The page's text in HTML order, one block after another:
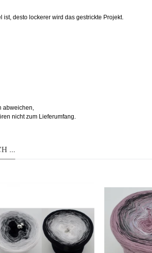
desto lockerer wird das gestrickte Projekt.
abweichen,
nicht zum Lieferumfang.
...